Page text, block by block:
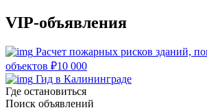
VIP-объявления
Расчет пожарных рисков зданий,
объектов ₽10 000
Гид в Калининграде
Где остановиться
Поиск объявлений